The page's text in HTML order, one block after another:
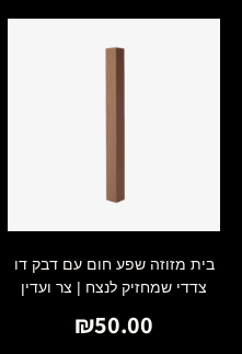
בית מזוזה שפע חום עם דבק דו
צדדי שמחזיק לנצח | צר ועדין
₪50.00